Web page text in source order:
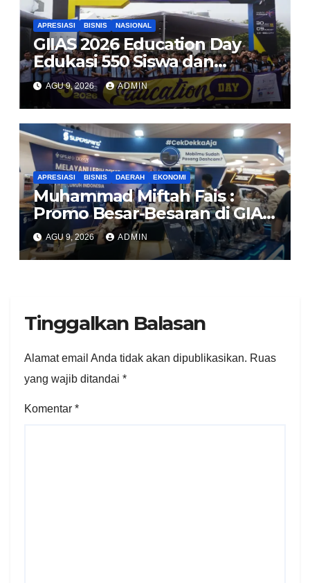
APRESIASI BISNIS NASIONAL
GIIAS 2026 Education Day
Edukasi 550 Siswa dan
Mahasiswa Soal Teknologi EV
dan Industri Otomotif
AGU 9, 2026 ADMIN
APRESIASI BISNIS DAERAH EKONOMI
Muhammad Miftah Fais :
Promo Besar-Besaran di GIAS,
GPS.id Tawarkan Free
Instalasi Free Charge
AGU 9, 2026 ADMIN
Tinggalkan Balasan
Alamat email Anda tidak akan dipublikasikan. Ruas
yang wajib ditandai *
Komentar *